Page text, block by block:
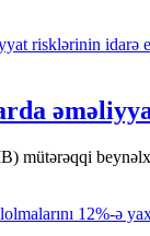
mütərəqqi